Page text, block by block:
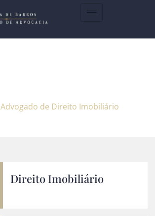
Advogado de Direito Imobiliário
Direito Imobiliário